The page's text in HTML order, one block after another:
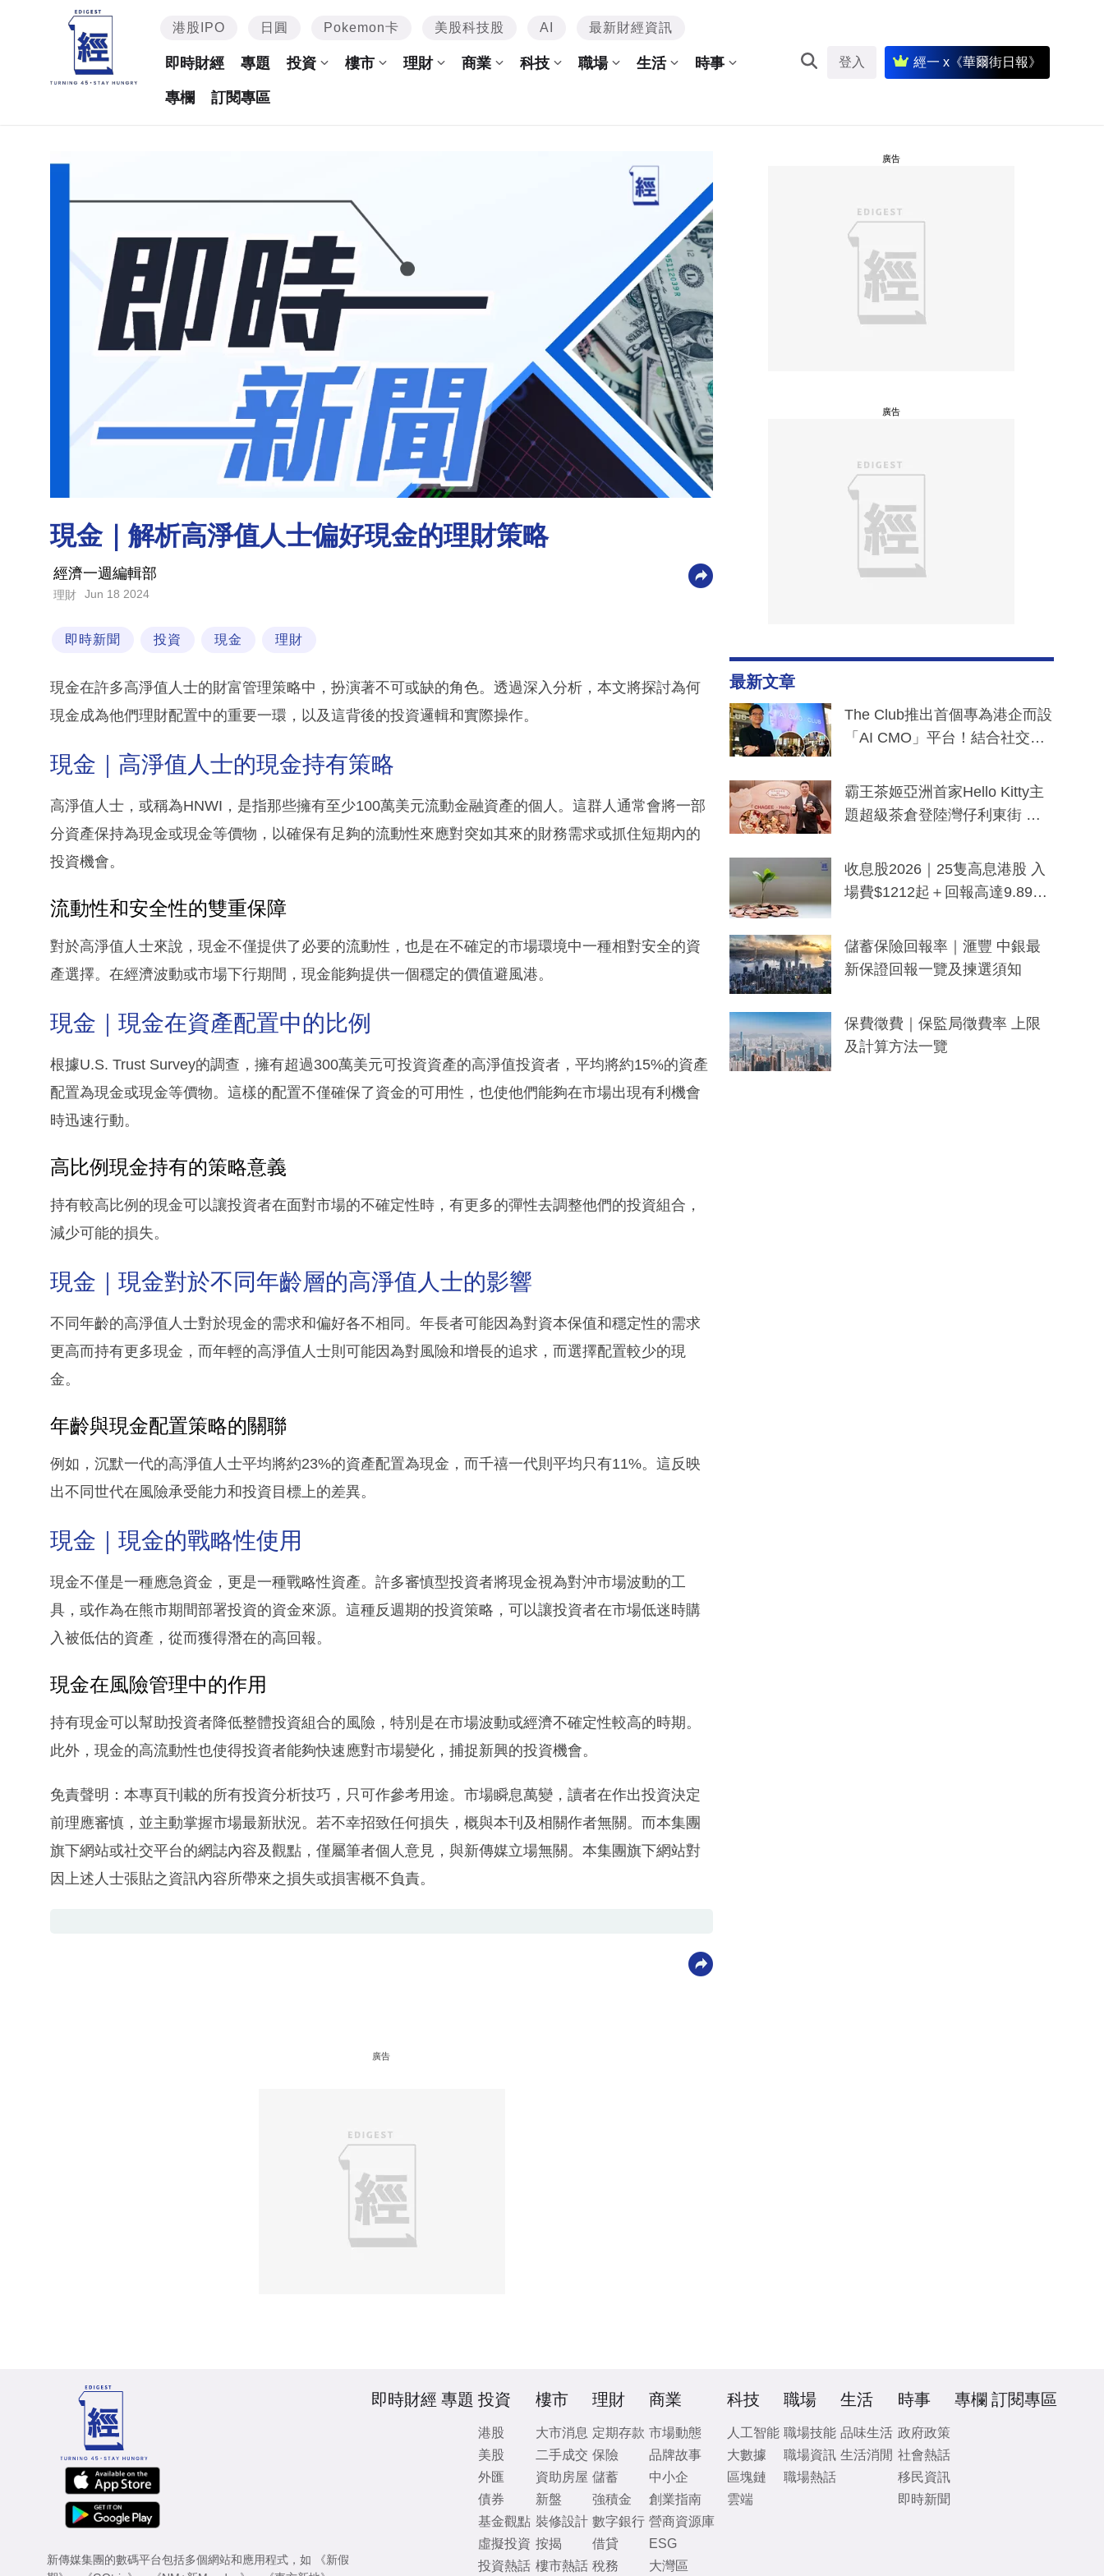
港股IPO 日圓 Pokemon卡 美股科技股 AI 最新財經資訊
即時財經 專題 投資 樓市 理財 商業 科技 職場 生活 時事
專欄 訂閱專區
登入 經一 x《華爾街日報》
現金｜解析高淨值人士偏好現金的理財策略
經濟一週編輯部
理財 Jun 18 2024
即時新聞 投資 現金 理財
現金在許多高淨值人士的財富管理策略中，扮演著不可或缺的角色。透過深入分析，本文將探討為何
現金成為他們理財配置中的重要一環，以及這背後的投資邏輯和實際操作。
現金｜高淨值人士的現金持有策略
高淨值人士，或稱為HNWI，是指那些擁有至少100萬美元流動金融資產的個人。這群人通常會將一部
分資產保持為現金或現金等價物，以確保有足夠的流動性來應對突如其來的財務需求或抓住短期內的
投資機會。
流動性和安全性的雙重保障
對於高淨值人士來說，現金不僅提供了必要的流動性，也是在不確定的市場環境中一種相對安全的資
產選擇。在經濟波動或市場下行期間，現金能夠提供一個穩定的價值避風港。
現金｜現金在資產配置中的比例
根據U.S. Trust Survey的調查，擁有超過300萬美元可投資資產的高淨值投資者，平均將約15%的資產
配置為現金或現金等價物。這樣的配置不僅確保了資金的可用性，也使他們能夠在市場出現有利機會
時迅速行動。
高比例現金持有的策略意義
持有較高比例的現金可以讓投資者在面對市場的不確定性時，有更多的彈性去調整他們的投資組合，
減少可能的損失。
現金｜現金對於不同年齡層的高淨值人士的影響
不同年齡的高淨值人士對於現金的需求和偏好各不相同。年長者可能因為對資本保值和穩定性的需求
更高而持有更多現金，而年輕的高淨值人士則可能因為對風險和增長的追求，而選擇配置較少的現
金。
年齡與現金配置策略的關聯
例如，沉默一代的高淨值人士平均將約23%的資產配置為現金，而千禧一代則平均只有11%。這反映
出不同世代在風險承受能力和投資目標上的差異。
現金｜現金的戰略性使用
現金不僅是一種應急資金，更是一種戰略性資產。許多審慎型投資者將現金視為對沖市場波動的工
具，或作為在熊市期間部署投資的資金來源。這種反週期的投資策略，可以讓投資者在市場低迷時購
入被低估的資產，從而獲得潛在的高回報。
現金在風險管理中的作用
持有現金可以幫助投資者降低整體投資組合的風險，特別是在市場波動或經濟不確定性較高的時期。
此外，現金的高流動性也使得投資者能夠快速應對市場變化，捕捉新興的投資機會。
免責聲明：本專頁刊載的所有投資分析技巧，只可作參考用途。市場瞬息萬變，讀者在作出投資決定
前理應審慎，並主動掌握市場最新狀況。若不幸招致任何損失，概與本刊及相關作者無關。而本集團
旗下網站或社交平台的網誌內容及觀點，僅屬筆者個人意見，與新傳媒立場無關。本集團旗下網站對
因上述人士張貼之資訊內容所帶來之損失或損害概不負責。
廣告
廣告
廣告
最新文章
The Club推出首個專為港企而設
「AI CMO」平台！結合社交聆
分鐘生成「貼地」宣傳短片
霸王茶姬亞洲首家Hello Kitty主
題超級茶倉登陸灣仔利東街 推
y及香港限定特調系列
收息股2026｜25隻高息港股 入
場費$1212起＋回報高達9.89
儲蓄保險回報率｜滙豐 中銀最
新保證回報一覽及揀選須知
保費徵費｜保監局徵費率 上限
及計算方法一覽
新傳媒集團的數碼平台包括多個網站和應用程式，如
《新假
即時財經 專題 投資
港股
美股
外匯
債券
基金觀點
虛擬投資
投資熱話
樓市
大市消息
二手成交
資助房屋
新盤
裝修設計
按揭
樓市熱話
理財
定期存款
保險
儲蓄
強積金
數字銀行
借貸
稅務
商業
市場動態
品牌故事
中小企
創業指南
營商資源庫
ESG
大灣區
科技
人工智能
大數據
區塊鏈
雲端
職場
職場技能
職場資訊
職場熱話
生活
品味生活
生活消閒
時事
政府政策
社會熱話
移民資訊
即時新聞
專欄 訂閱專區